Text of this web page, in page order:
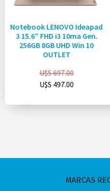
Notebook LENOVO Ideapad
3 15.6″ FHD i3 10ma Gen.
256GB 8GB UHD Win 10
OUTLET
U$S697.00
U$S 497.00
MARCAS